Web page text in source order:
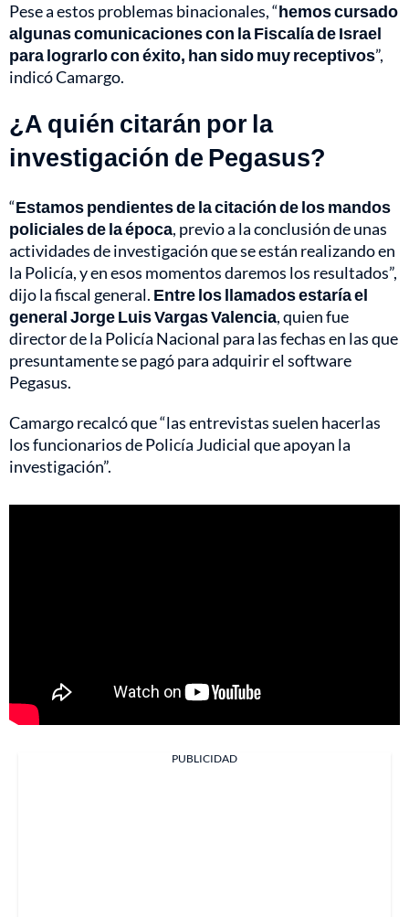
Pese a estos problemas binacionales, “hemos cursado
algunas comunicaciones con la Fiscalía de Israel
para lograrlo con éxito, han sido muy receptivos”,
indicó Camargo.
¿A quién citarán por la
investigación de Pegasus?
“Estamos pendientes de la citación de los mandos
policiales de la época, previo a la conclusión de unas
actividades de investigación que se están realizando en
la Policía, y en esos momentos daremos los resultados”,
dijo la fiscal general. Entre los llamados estaría el
general Jorge Luis Vargas Valencia, quien fue
director de la Policía Nacional para las fechas en las que
presuntamente se pagó para adquirir el software
Pegasus.
Camargo recalcó que “las entrevistas suelen hacerlas
los funcionarios de Policía Judicial que apoyan la
investigación”.
PUBLICIDAD